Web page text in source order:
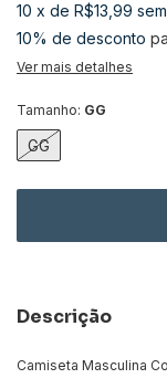
10 x de R$13,99
10% de desconto
Ver mais detalhes
Tamanho: GG
GG
Descrição
Camiseta Masculina